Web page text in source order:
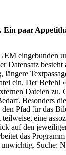
paar
eingebunden
Datensatz
ein. Der
Dateien
Besonders
Pfad für das
teilweise, eine
den
das